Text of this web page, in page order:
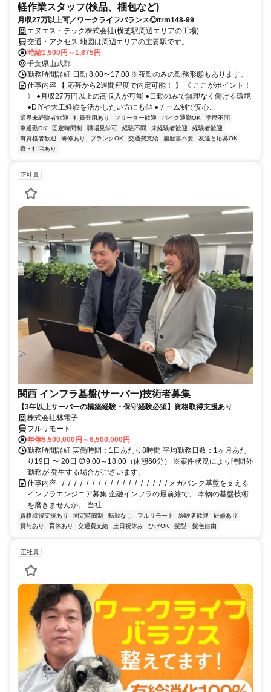
軽作業スタッフ(検品、梱包など)
月収27万以上可／ワークライフバランス◎/trm148-99
エヌエス・テック株式会社(横芝駅周辺エリアの工場)
交通・アクセス 地図は周辺エリアの主要駅です。
時給1,500円～1,875円
千葉県山武郡
勤務時間詳細 日勤 8:00〜17:00 ※夜勤のみの勤務形態もあります。
仕事内容 【 応募から2週間程度で内定可能！ 】 《 ここがポイント！
》 ●月収27万円以上の高収入が可能 ●日勤のみで無理なく働ける環境
●DIYや大工経験を活かしたい方にも◎ ●チーム制で安心...
業界未経験者歓迎 社員登用あり フリーター歓迎 バイク通勤OK
学歴不問
車通勤OK
固定時間制 職場見学可 経験不問 未経験者歓迎
経験者歓迎
有資格者歓迎
研修あり ブランクOK 交通費支給 履歴書不要
友達と応募OK
寮・社宅あり
正社員
関西 インフラ基盤(サーバー)技術者募集
【3年以上サーバーの構築経験・保守経験必須】資格取得支援あり
株式会社林電子
フルリモート
年俸5,500,000円～6,500,000円
勤務時間詳細 実働時間：1日あたり8時間 平均勤務日数：1ヶ月あた
り19日 〜 20日 ⏰9:00～18:00（休憩60分） ※案件状況により時間外
勤務が 発生する場合がございます。
仕事内容 _/_/_/_/_/_/_/_/_/_/_/_/_/_/_/_/_/_/ メガバンク基盤を支える
インフラエンジニア募集 金融インフラの最前線で、 本物の基盤技術
を磨きませんか。 当社...
資格取得支援あり 固定時間制 転勤なし フルリモート 経験者歓迎
研修あり
賞与あり
育休あり 交通費支給 土日祝休み ひげOK 髪型・髪色自由
正社員